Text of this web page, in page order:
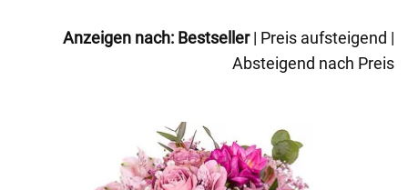
Anzeigen nach: Bestseller| Preis aufsteigend |
Absteigend nach Preis